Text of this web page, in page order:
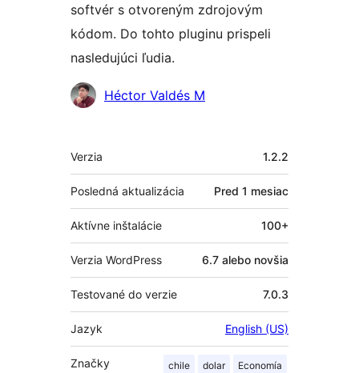
softvér s otvoreným zdrojovým
kódom. Do tohto pluginu prispeli
nasledujúci ľudia.
Prispievatelia
Héctor Valdés M
Meta
Verzia 1.2.2
Posledná aktualizácia Pred 1 mesiac
Aktívne inštalácie 100+
Verzia WordPress 6.7 alebo novšia
Testované do verzie 7.0.3
Jazyk English (US)
Značky chile dolar Economía